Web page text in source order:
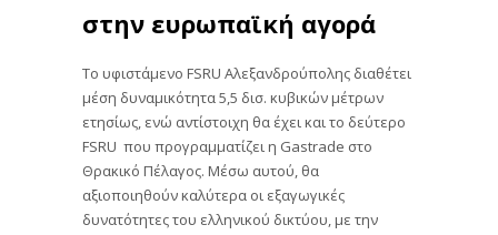
στην ευρωπαϊκή αγορά
Το υφιστάμενο FSRU Αλεξανδρούπολης διαθέτει
μέση δυναμικότητα 5,5 δισ. κυβικών μέτρων
ετησίως, ενώ αντίστοιχη θα έχει και το δεύτερο
FSRU που προγραμματίζει η Gastrade στο
Θρακικό Πέλαγος. Μέσω αυτού, θα
αξιοποιηθούν καλύτερα οι εξαγωγικές
δυνατότητες του ελληνικού δικτύου, με την